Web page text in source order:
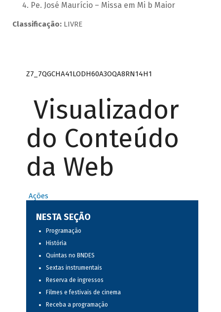
Pe. José Maurício – Missa em Mi b Maior
Classificação:LIVRE
Z7_7QGCHA41LODH60A3OQA8RN14H1
Visualizador
do Conteúdo
da Web
Ações
NESTA SEÇÃO
Programação
História
Quintas no BNDES
Sextas instrumentais
Reserva de ingressos
Filmes e festivais de cinema
Receba a programação